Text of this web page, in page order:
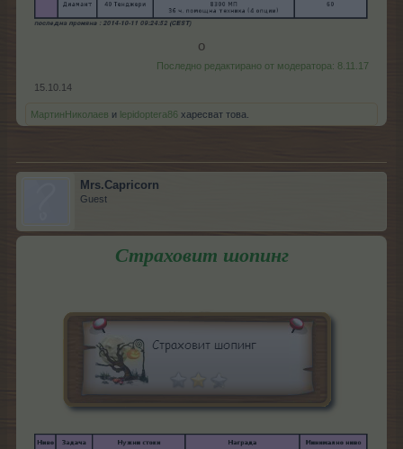
о​
Последно редактирано от модератора: 8.11.17
15.10.14
МартинНиколаев и lepidoptera86 харесват това.
Mrs.Capricorn
Guest
Страховит шопинг